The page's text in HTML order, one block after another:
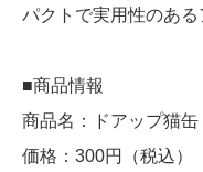
パクトで実用性のある
■商品情報
商品名：ドアップ猫缶
価格：300円（税込）